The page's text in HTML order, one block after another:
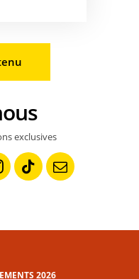
exclusives
2026